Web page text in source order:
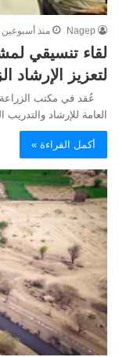
Nagep منذ أسبوعين
لقاء تنسيقي
لتعزيز الإرشاد
عُقد في مكتب الزراعة
العامة للإرشاد
أكمل القراءة »